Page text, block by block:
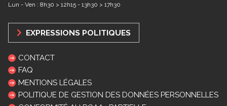
Lun - Ven : 8h30 > 12h15 - 13h30 > 17h30
EXPRESSIONS POLITIQUES
CONTACT
FAQ
MENTIONS LÉGALES
POLITIQUE DE GESTION DES DONNÉES PERSONNELLES